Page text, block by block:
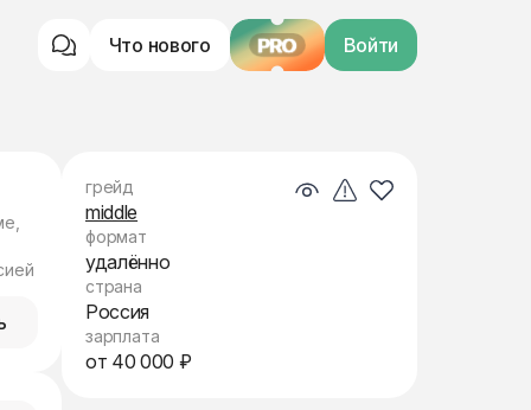
Что нового PRO Войти
грейд
middle
формат
удалённо
страна
Россия
зарплата
от 40 000 ₽